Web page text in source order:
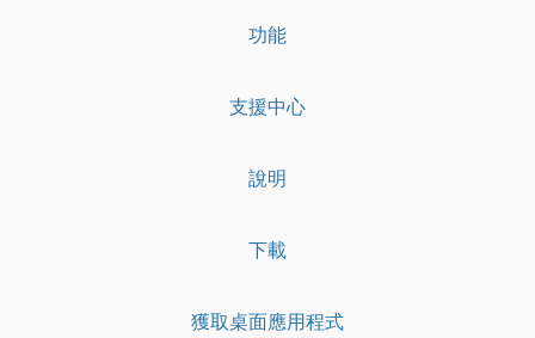
功能
支援中心
說明
下載
獲取桌面應用程式